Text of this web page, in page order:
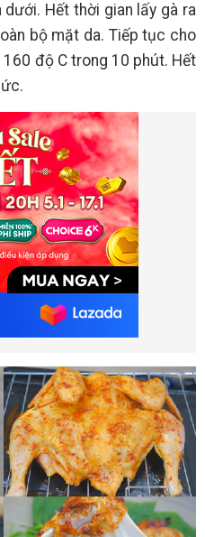
Hết thời gian lấy gà ra
bộ mặt da. Tiếp tục cho
độ C trong 10 phút. Hết